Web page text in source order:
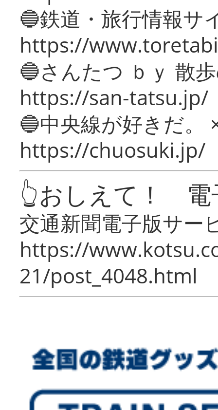
🔵鉄道・旅行情報サ
https://
🔵さんたつ ｂｙ 散
https://san-tatsu.jp/
🔵中央線が好きだ。
https://chuosuki.jp/
👆おしえて！ 電
交通新聞電子版サー
https://
21/post_4048.html